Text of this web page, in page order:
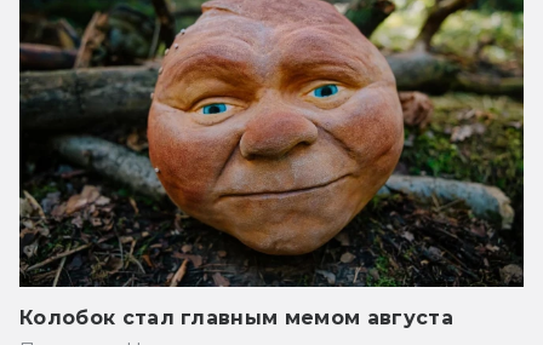
Колобок стал главным мемом августа